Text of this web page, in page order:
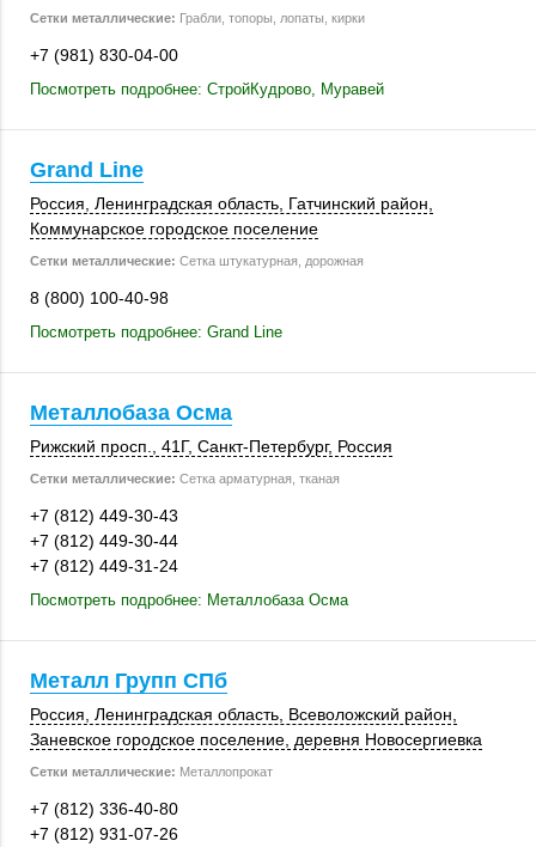
Сетки металлические: Грабли, топоры, лопаты, кирки
+7 (981) 830-04-00
Посмотреть подробнее: СтройКудрово, Муравей
Grand Line
Россия , Ленинградская область, Гатчинский район
Коммунарское городское поселение
Сетки металлические: Сетка штукатурная, дорожная
8 (800) 100-40-98
Посмотреть подробнее: Grand Line
Металлобаза Осма
Рижский просп. 41Г, Санкт-Петербург, Россия
Сетки металлические: Сетка арматурная, тканая
+7 (812) 449-30-43
+7 (812) 449-30-44
+7 (812) 449-31-24
Посмотреть подробнее: Металлобаза Осма
Металл Групп СПб
Россия , Ленинградская область, Всеволожский район
Заневское городское поселение, деревня Новосергиевка
Сетки металлические: Металлопрокат
+7 (812) 336-40-80
+7 (812) 931-07-26